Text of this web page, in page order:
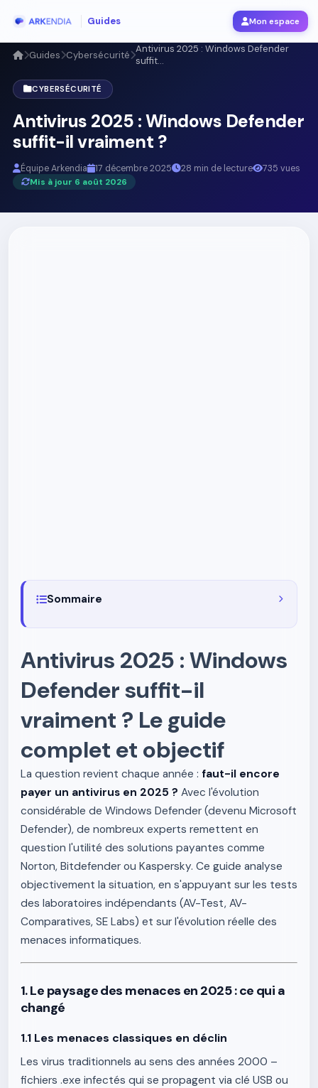
Guides Mon espace
Guides Cybersécurité Antivirus 2025 : Windows Defender
suffit...
CYBERSÉCURITÉ
Antivirus 2025 : Windows Defender
suffit-il vraiment ?
Équipe Arkendia 17 décembre 2025 28 min de lecture
735 vues
Mis à jour 6 août 2026
Sommaire
Antivirus 2025 : Windows
Defender suffit-il
vraiment ? Le guide
complet et objectif
La question revient chaque année : faut-il encore
payer un antivirus en 2025 ? Avec l'évolution
considérable de Windows Defender (devenu Microsoft
Defender), de nombreux experts remettent en
question l'utilité des solutions payantes comme
Norton, Bitdefender ou Kaspersky. Ce guide analyse
objectivement la situation, en s'appuyant sur les tests
des laboratoires indépendants (AV-Test, AV-
Comparatives, SE Labs) et sur l'évolution réelle des
menaces informatiques.
1. Le paysage des menaces en 2025 : ce qui a
changé
1.1 Les menaces classiques en déclin
Les virus traditionnels au sens des années 2000 –
fichiers .exe infectés qui se propagent via clé USB ou